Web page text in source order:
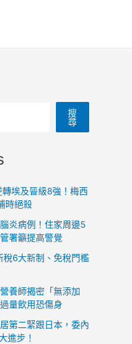
搜
尋
埃及晉級8強！梅西
時絕殺
炎病例！住家周邊5
署籲提高警覺
6大新制、免稅門檻
養師揭密「無添加
量飲用恐傷身
第二緊跟日本，委內
進步！